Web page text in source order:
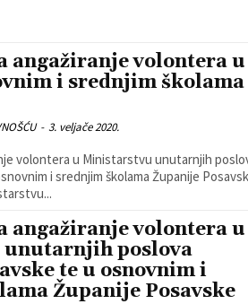
angažiranje volontera u
i srednjim školama
- 3. veljače 2020.
volontera u Ministarstvu unutarnjih
i srednjim školama Županije
angažiranje volontera u
poslova
te u osnovnim i
Županije Posavske